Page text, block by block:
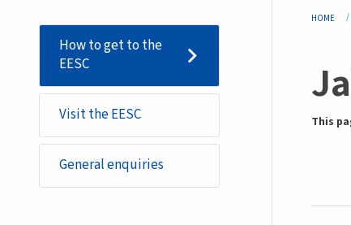
Sidemenu
basic_page
How to get to the
EESC
Visit the EESC
General enquiries
HOME
This